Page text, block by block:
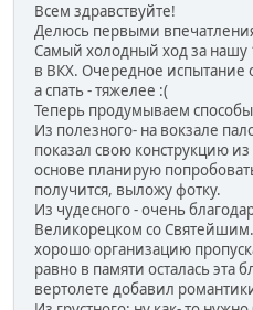
Всем здравствуйте!
Делюсь первыми
Самый холодный ход за нашу
в ВКХ. Очередное испытание
а спать - тяжелее :(
Теперь продумываем
Из полезного- на вокзале
показал свою конструкцию
основе планирую
получится, выложу фотку.
Из чудесного - очень
Великорецком со
хорошо организацию
равно в памяти осталась эта
вертолете добавил